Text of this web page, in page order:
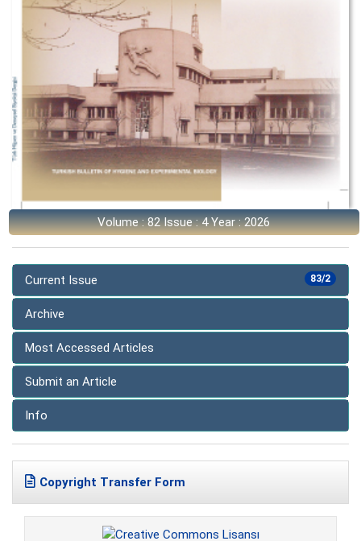
Volume : 82 Issue : 4 Year : 2026
83/2
Current Issue
Archive
Most Accessed Articles
Submit an Article
Info
Copyright Transfer Form